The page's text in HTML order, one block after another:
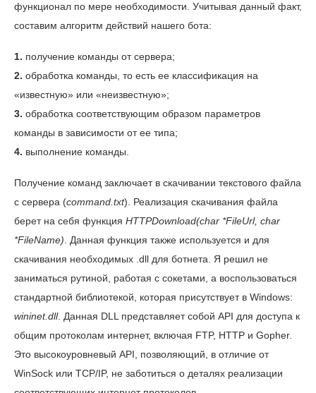
функционал по мере необходимости. Учитывая данный факт,
составим алгоритм действий нашего бота:
1. получение команды от сервера;
2. обработка команды, то есть ее классификация на
«известную» или «неизвестную»;
3. обработка соответствующим образом параметров
команды в зависимости от ее типа;
4. выполнение команды.
Получение команд заключает в скачивании текстового файла
с сервера (command.txt). Реализация скачивания файла
берет на себя функция HTTPDownload(char *FileUrl, char
*FileName) . Данная функция также используется и для
скачивания необходимых .dll для ботнета. Я решил не
заниматься рутиной, работая с сокетами, а воспользоваться
стандартной библиотекой, которая присутствует в Windows:
wininet.dll. Данная DLL представляет собой API для доступа к
общим протоколам интернет, включая FTP, HTTP и Gopher.
Это высокоуровневый API, позволяющий, в отличие от
WinSock или TCP/IP, не заботиться о деталях реализации